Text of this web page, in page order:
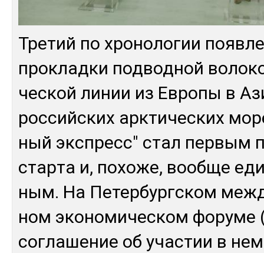
Тре­тий по хро­ноло­гии
прок­лад­ки под­вод­ной
чес­кой ли­нии из Ев­ро­пы в
рос­сий­ских ар­кти­чес­ких
ный экс­пресс" стал пер­вым
стар­та и, по­хоже, вооб­ще
ным. На Пе­тер­бург­ском
ном эко­номи­чес­ком
сог­ла­шение об учас­тии в